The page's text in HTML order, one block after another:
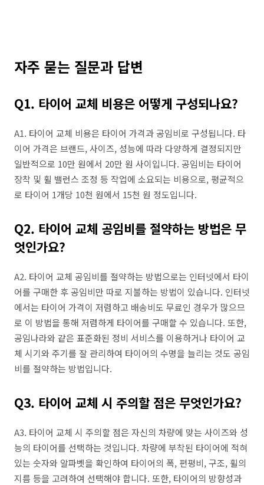
자주 묻는 질문과 답변
Q1. 타이어 교체 비용은 어떻게 구성되나요?
A1. 타이어 교체 비용은 타이어 가격과 공임비로 구성됩니다. 타
이어 가격은 브랜드, 사이즈, 성능에 따라 다양하게 결정되지만
일반적으로 10만 원에서 20만 원 사이입니다. 공임비는 타이어
장착 및 휠 밸런스 조정 등 작업에 소요되는 비용으로, 평균적으
로 타이어 1개당 10천 원에서 15천 원 정도입니다.
Q2. 타이어 교체 공임비를 절약하는 방법은 무
엇인가요?
A2. 타이어 교체 공임비를 절약하는 방법으로는 인터넷에서 타이
어를 구매한 후 공임비만 따로 지불하는 방법이 있습니다. 인터넷
에서는 타이어 가격이 저렴하고 배송비도 무료인 경우가 많으므
로 이 방법을 통해 저렴하게 타이어를 구매할 수 있습니다. 또한,
공임나라와 같은 표준화된 정비 서비스를 이용하거나 타이어 교
체 시기와 주기를 잘 관리하여 타이어의 수명을 늘리는 것도 공임
비를 절약하는 방법입니다.
Q3. 타이어 교체 시 주의할 점은 무엇인가요?
A3. 타이어 교체 시 주의할 점은 자신의 차량에 맞는 사이즈와 성
능의 타이어를 선택하는 것입니다. 차량에 부착된 타이어에 적혀
있는 숫자와 알파벳을 확인하여 타이어의 폭, 편평비, 구조, 휠의
지름 등을 고려하여 선택해야 합니다. 또한, 타이어의 방향성과